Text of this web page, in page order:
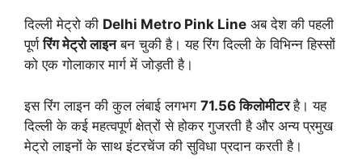
दिल्ली मेट्रो की Delhi Metro Pink Line अब देश की पहली
पूर्णरिंग मेट्रो लाइनबन चुकी है। यह रिंग दिल्ली के विभिन्न हिस्सों
को एक गोलाकार मार्ग में जोड़ती है।
इस रिंग लाइन की कुल लंबाई लगभग 71.56 किलोमीटरहै। यह
दिल्ली के कई महत्वपूर्ण क्षेत्रों से होकर गुजरती है और अन्य प्रमुख
मेट्रो लाइनों के साथ इंटरचेंज की सुविधा प्रदान करती है।